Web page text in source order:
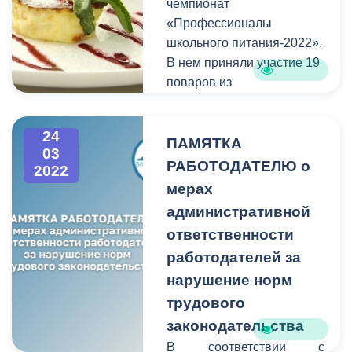
общественники. Под
председательством
заместителя руководителя
внутригородского района
персональное дело в
несовершеннолетних и их
родителей.
чемпионат
«Профессионалы
школьного питания-2022».
В нем приняли участие 19
поваров из
Владикавказа и районов
республики.
24
03
2022
ПАМЯТКА
РАБОТОДАТЕЛЮ о
мерах
административной
ответственности
работодателей за
нарушение норм
трудового
законодательства
В соответствии с